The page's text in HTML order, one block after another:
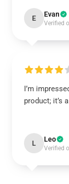
E Evan
Verified
I’m
product; it’s
L Leo
Verified